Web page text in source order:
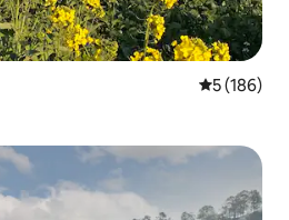
從 186 則評
5 (186)